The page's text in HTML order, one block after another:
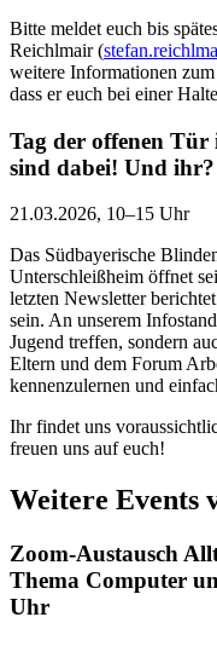
Bitte meldet euch bis
Reichlmair (
weitere Informationen
dass er euch bei einer
Tag der offenen
sind dabei! Und ihr?
21.03.2026, 10–15 Uhr
Das Südbayerische
Unterschleißheim öffnet
letzten Newsletter
sein. An unserem
Jugend treffen, sondern
Eltern und dem Forum
kennenzulernen und
Ihr findet uns
freuen uns auf euch!
Weitere Events
Zoom-Austausch
Thema Computer
Uhr